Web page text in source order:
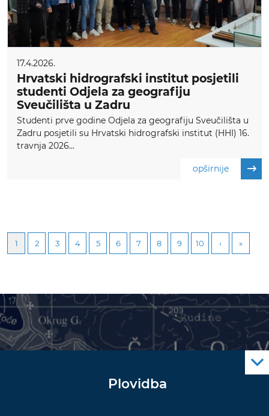
17.4.2026.
Hrvatski hidrografski institut posjetili
studenti Odjela za geografiju
Sveučilišta u Zadru
Studenti prve godine Odjela za geografiju Sveučilišta u
Zadru posjetili su Hrvatski hidrografski institut (HHI) 16.
travnja 2026...
opširnije
1 2 3 4 5 6 7 8 9 10
Plovidba